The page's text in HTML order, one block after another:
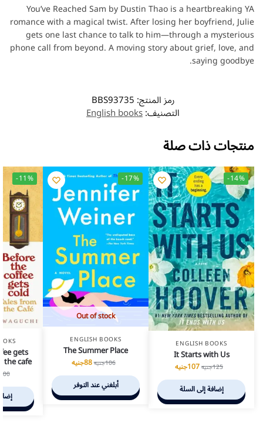
You’ve Reached Sam by Dustin Thao is a heartbreaking YA
romance with a magical twist. After losing her boyfriend, Julie
gets one last chance to talk to him—through a mysterious
phone call from beyond. A moving story about grief, love, and
saying goodbye.
رمز المنتج:BBS93735
التصنيف:English books
منتجات ذات صلة
-14%
ENGLISH BOOKS
It Starts with Us
125جنيه107جنيه
إضافة إلى السلة
-17%
Out of stock
ENGLISH BOOKS
The Summer Place
106جنيه88جنيه
أبلغني عند التوفر
-11%
gets
the cafe